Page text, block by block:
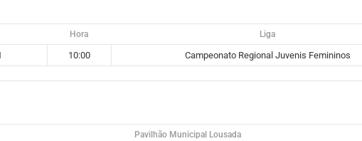
Hora Liga
10:00 Campeonato Regional Juvenis Femininos
Pavilhão Municipal Lousada